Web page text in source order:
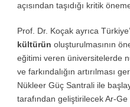
açısından taşıdığı kritik
Prof. Dr. Koçak ayrıca
kültürün oluşturulmasının
eğitimi veren üniversitelerde
ve farkındalığın artırılması
Nükleer Güç Santrali ile
tarafından geliştirilecek Ar-